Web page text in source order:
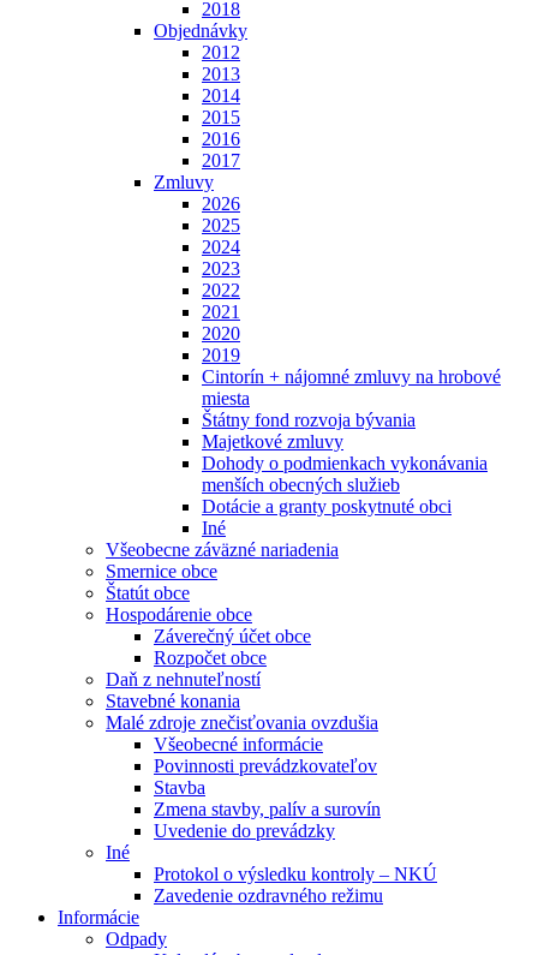
2018
Objednávky
2012
2013
2014
2015
2016
2017
Zmluvy
2026
2025
2024
2023
2022
2021
2020
2019
Cintorín + nájomné zmluvy na hrobové
miesta
Štátny fond rozvoja bývania
Majetkové zmluvy
Dohody o podmienkach vykonávania
menších obecných služieb
Dotácie a granty poskytnuté obci
Iné
Všeobecne záväzné nariadenia
Smernice obce
Štatút obce
Hospodárenie obce
Záverečný účet obce
Rozpočet obce
Daň z nehnuteľností
Stavebné konania
Malé zdroje znečisťovania ovzdušia
Všeobecné informácie
Povinnosti prevádzkovateľov
Stavba
Zmena stavby, palív a surovín
Uvedenie do prevádzky
Iné
Protokol o výsledku kontroly – NKÚ
Zavedenie ozdravného režimu
Informácie
Odpady